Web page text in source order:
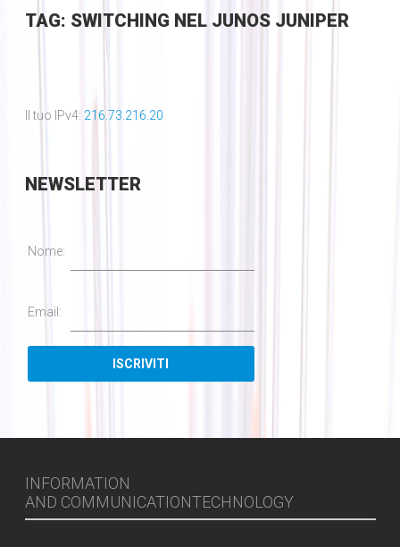
TAG: SWITCHING NEL JUNOS JUNIPER
Il tuo IPv4: 216.73.216.20
NEWSLETTER
Nome:
Email:
INFORMATION
AND COMMUNICATIONTECHNOLOGY